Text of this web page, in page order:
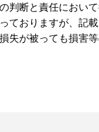
判断と責任におい
ておりますが、記
失が被っても損害